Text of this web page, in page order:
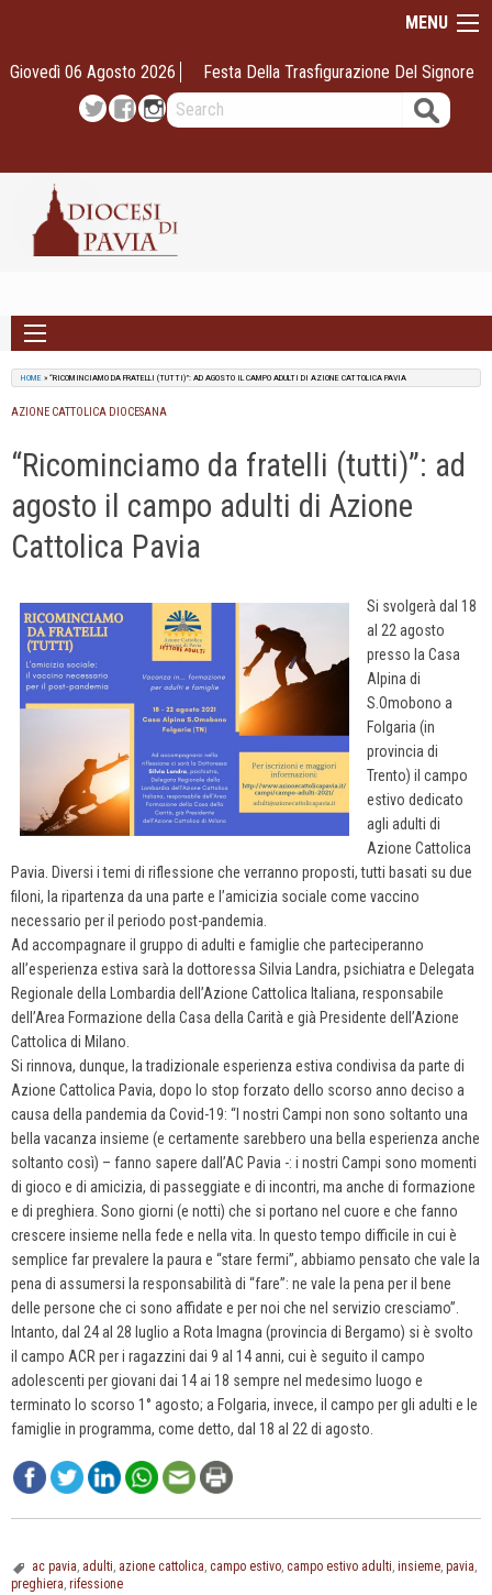
content
MENU
Giovedì 06 Agosto 2026 Festa Della Trasfigurazione Del Signore
TwitterFacebook
Instagram Search
HOME » “RICOMINCIAMO DA FRATELLI (TUTTI)”: AD AGOSTO IL CAMPO ADULTI DI AZIONE CATTOLICA PAVIA
AZIONE CATTOLICA DIOCESANA
“Ricominciamo da fratelli (tutti)”: ad
agosto il campo adulti di Azione
Cattolica Pavia
Si svolgerà dal 18
al 22 agosto
presso la Casa
Alpina di
S.Omobono a
Folgaria (in
provincia di
Trento) il campo
estivo dedicato
agli adulti di
Azione Cattolica
Pavia. Diversi i temi di riflessione che verranno proposti, tutti basati su due
filoni, la ripartenza da una parte e l’amicizia sociale come vaccino
necessario per il periodo post-pandemia.
Ad accompagnare il gruppo di adulti e famiglie che parteciperanno
all’esperienza estiva sarà la dottoressa Silvia Landra, psichiatra e Delegata
Regionale della Lombardia dell’Azione Cattolica Italiana, responsabile
dell’Area Formazione della Casa della Carità e già Presidente dell’Azione
Cattolica di Milano.
Si rinnova, dunque, la tradizionale esperienza estiva condivisa da parte di
Azione Cattolica Pavia, dopo lo stop forzato dello scorso anno deciso a
causa della pandemia da Covid-19: “I nostri Campi non sono soltanto una
bella vacanza insieme (e certamente sarebbero una bella esperienza anche
soltanto così) – fanno sapere dall’AC Pavia -: i nostri Campi sono momenti
di gioco e di amicizia, di passeggiate e di incontri, ma anche di formazione
e di preghiera. Sono giorni (e notti) che si portano nel cuore e che fanno
crescere insieme nella fede e nella vita. In questo tempo difficile in cui è
semplice far prevalere la paura e “stare fermi”, abbiamo pensato che vale la
pena di assumersi la responsabilità di “fare”: ne vale la pena per il bene
delle persone che ci sono affidate e per noi che nel servizio cresciamo”.
Intanto, dal 24 al 28 luglio a Rota Imagna (provincia di Bergamo) si è svolto
il campo ACR per i ragazzini dai 9 al 14 anni, cui è seguito il campo
adolescenti per giovani dai 14 ai 18 sempre nel medesimo luogo e
terminato lo scorso 1° agosto; a Folgaria, invece, il campo per gli adulti e le
famiglie in programma, come detto, dal 18 al 22 di agosto.
ac pavia, adulti, azione cattolica, campo estivo, campo estivo adulti, insieme, pavia,
preghiera, rifessione